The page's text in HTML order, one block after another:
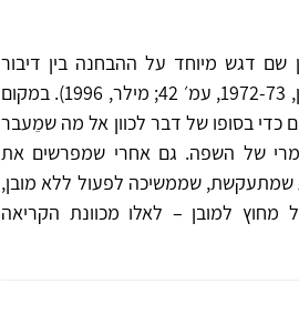
שם דגש מיוחד על ההבחנה בין דיבור
לכתיבה ובאופן משלים לכך – על הקריאה (לדוגמה, לאקאן, 1972-73, עמ׳ 42; מילר, 1996). במקום
כדי בסופו של דבר לכוון אל מה שמֵעבר
של השפה. גם אחרי שמפרשים את
שמתעקשת, שממשיכה לפעול ללא מובן,
מחוץ למובן – לאלו מכוונת הקריאה